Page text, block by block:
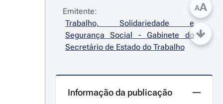
Emitente:
Trabalho, Solidariedade e
Segurança Social - Gabinete do
Secretário de Estado do Trabalho
Informação da publicação
AA